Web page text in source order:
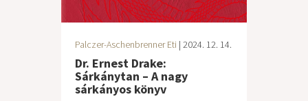
Palczer-Aschenbrenner Eti | 2024. 12. 14.
Dr. Ernest Drake:
Sárkánytan – A nagy
sárkányos könyv